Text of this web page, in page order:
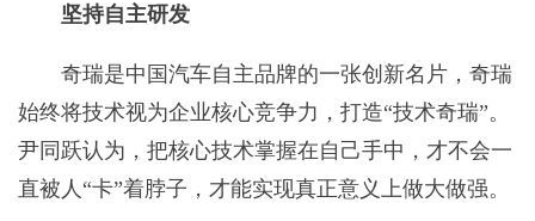
坚持自主研发
奇瑞是中国汽车自主品牌的一张创新名片，奇瑞
始终将技术视为企业核心竞争力，打造“技术奇瑞”。
尹同跃认为，把核心技术掌握在自己手中，才不会一
直被人“卡”着脖子，才能实现真正意义上做大做强。